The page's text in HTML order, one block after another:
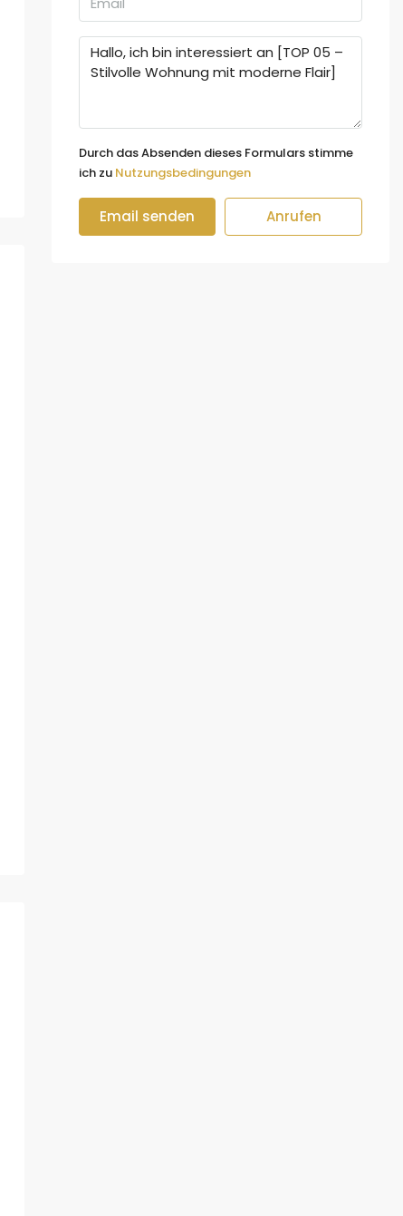
Durch das Absenden dieses Formulars stimme
ich zu Nutzungsbedingungen
Email senden Anrufen